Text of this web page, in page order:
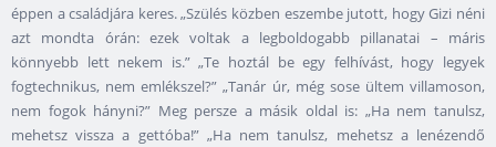
éppen a családjára keres. „Szülés közben eszembe jutott, hogy Gizi néni
azt mondta órán: ezek voltak a legboldogabb pillanatai – máris
könnyebb lett nekem is.” „Te hoztál be egy felhívást, hogy legyek
fogtechnikus, nem emlékszel?” „Tanár úr, még sose ültem villamoson,
nem fogok hányni?” Meg persze a másik oldal is: „Ha nem tanulsz,
mehetsz vissza a gettóba!” „Ha nem tanulsz, mehetsz a lenézendő